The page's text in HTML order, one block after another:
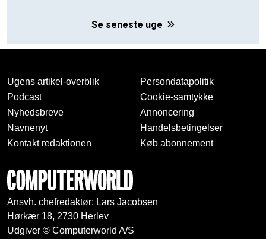
Se seneste uge
Ugens artikel-overblik
Podcast
Nyhedsbreve
Navnenyt
Kontakt redaktionen
Persondatapolitik
Cookie-samtykke
Annoncering
Handelsbetingelser
Køb abonnement
Ansvh. chefredaktør: Lars Jacobsen
Hørkær 18, 2730 Herlev
Udgiver © Computerworld A/S